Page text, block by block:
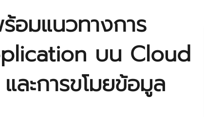
มแนวทางการ
บน Cloud
ละการขโมยข้อมูล